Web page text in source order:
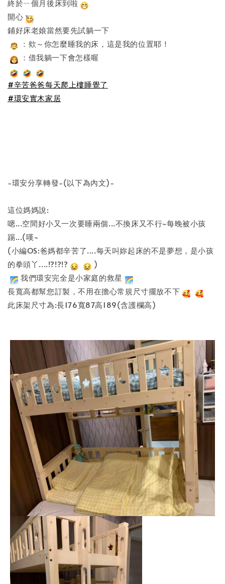
終於ㄧ個月後床到啦
開心
鋪好床老娘當然要先試躺一下
：欸～你怎麼睡我的床，這是我的位置耶！
：借我躺一下會怎樣喔
#辛苦爸爸每天爬上樓睡覺了
#環安實木家居
-環安分享轉發-(以下為內文)-
這位媽媽說:
嗯...空間好小又一次要睡兩個...不換床又不行~每晚被小孩
踢...(嘆~
(小編OS:爸媽都辛苦了....每天叫妳起床的不是夢想，是小孩
的拳頭丫....!?!?!?
)
我們環安完全是小家庭的救星
長寬高都幫您訂製，不用在擔心常規尺寸擺放不下
此床架尺寸為:長176寬87高189(含護欄高)